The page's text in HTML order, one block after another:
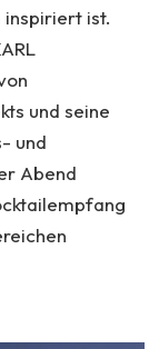
ist.
und seine
und
Abend